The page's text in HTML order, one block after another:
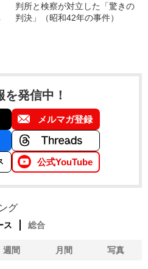
判所と検察が対立した「驚きの
判決」（昭和42年の事件）
を発信中！
メルマガ登録
公式YouTube
グ
ス 総合
週間 月間 写真